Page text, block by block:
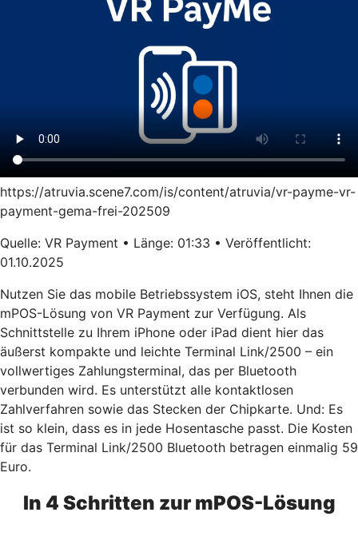
https://atruvia.scene7.com/is/content/atruvia/vr-payme-vr-
payment-gema-frei-202509
Quelle: VR Payment • Länge: 01:33 • Veröffentlicht:
01.10.2025
Nutzen Sie das mobile Betriebssystem iOS, steht Ihnen die
mPOS-Lösung von VR Payment zur Verfügung. Als
Schnittstelle zu Ihrem iPhone oder iPad dient hier das
äußerst kompakte und leichte Terminal Link/2500 – ein
vollwertiges Zahlungsterminal, das per Bluetooth
verbunden wird. Es unterstützt alle kontaktlosen
Zahlverfahren sowie das Stecken der Chipkarte. Und: Es
ist so klein, dass es in jede Hosentasche passt. Die Kosten
für das Terminal Link/2500 Bluetooth betragen einmalig 59
Euro.
In 4 Schritten zur mPOS-Lösung